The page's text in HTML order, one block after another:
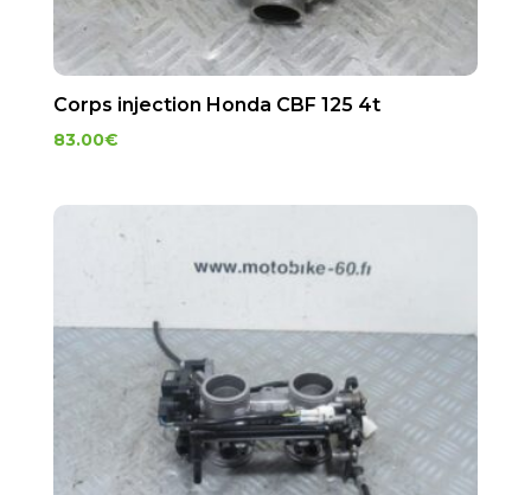
Corps injection Honda CBF 125 4t
83.00€